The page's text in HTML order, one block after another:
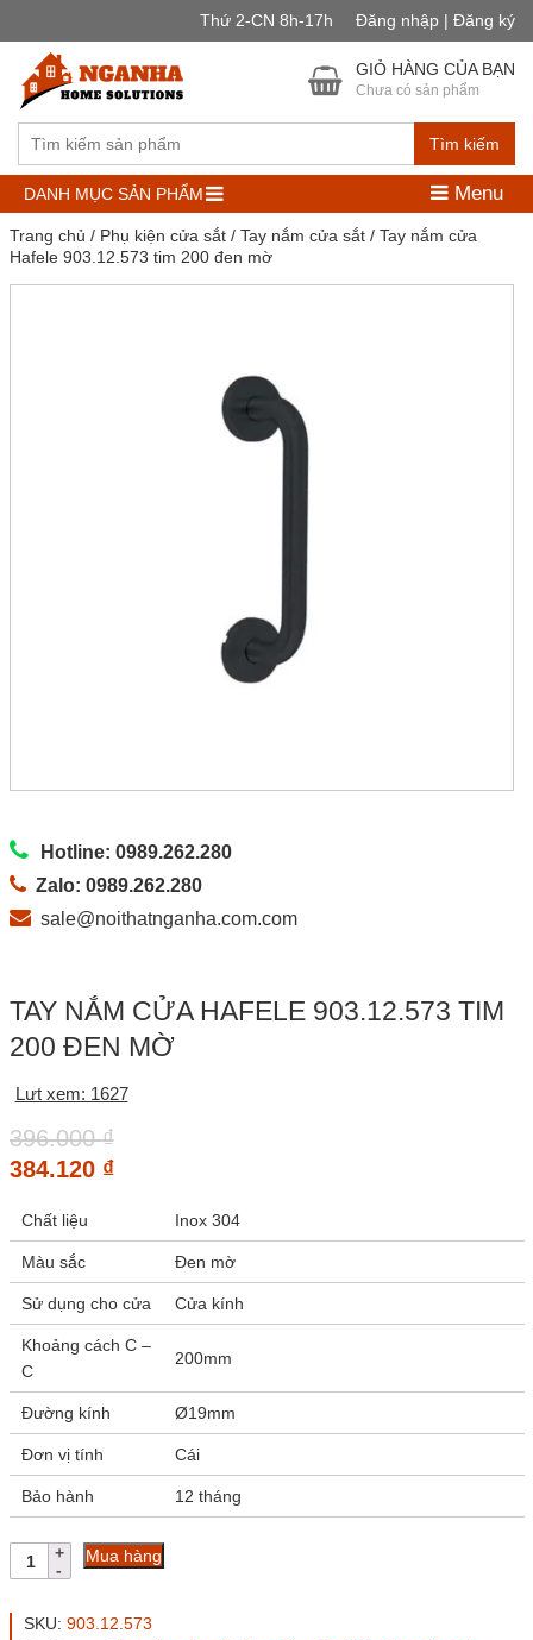
Thứ 2-CN 8h-17h Đăng nhập | Đăng ký
Tìm kiếm
GIỎ HÀNG CỦA BẠN
Chưa có sản phẩm
DANH MỤC SẢN PHẨM Menu
Trang chủ / Phụ kiện cửa sắt/ Tay nắm cửa sắt/ Tay nắm cửa
Hafele 903.12.573 tim 200 đen mờ
Hotline: 0989.262.280
Zalo: 0989.262.280
sale@noithatnganha.com.com
TAY NẮM CỬA HAFELE 903.12.573 TIM
200 ĐEN MỜ
Lưt xem: 1627
396.000₫
384.120 ₫
Chất liệu Inox 304
Màu sắc Đen mờ
Sử dụng cho cửa Cửa kính
Khoảng cách C –
C
200mm
Đường kính Ø19mm
Đơn vị tính Cái
Bảo hành 12 tháng
Tay
nắm
Hafele
Mua hàng
SKU: 903.12.573